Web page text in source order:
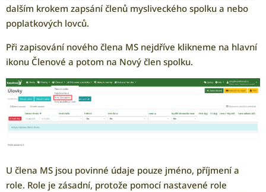
dalším krokem zapsání členů mysliveckého spolku a nebo
poplatkových lovců.
Při zapisování nového člena MS nejdříve klikneme na hlavní
ikonu Členové a potom na Nový člen spolku.
U člena MS jsou povinné údaje pouze jméno, příjmení a
role. Role je zásadní, protože pomocí nastavené role